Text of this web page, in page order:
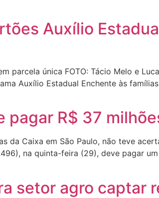
Auxílio
parcela única FOTO: Tácio Melo e
Auxílio Estadual Enchente às
pagar R$ 37
da Caixa em São Paulo, não teve
na quinta-feira (29), deve pagar
setor agro captar